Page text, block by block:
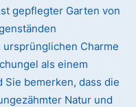
gepflegter Garten von
Charme
als einem
Sie bemerken, dass die
Natur und